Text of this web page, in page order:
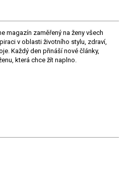
magazín zaměřený na ženy všech
v oblasti životního stylu, zdraví,
Každý den přináší nové články,
která chce žít naplno.